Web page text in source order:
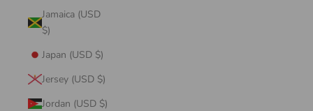
Jamaica (USD
$)
Japan (USD $)
Jersey (USD $)
Jordan (USD $)